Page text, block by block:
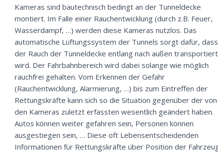
Kameras sind bautechnisch bedingt an der Tunneldecke
montiert. Im Falle einer Rauchentwicklung (durch z.B. Feuer,
Wasserdampf, …) werden diese Kameras nutzlos. Das
automatische Lüftungssystem der Tunnels sorgt dafür, dass
der Rauch der Tunneldecke entlang nach außen transportiert
wird. Der Fahrbahnbereich wird dabei solange wie möglich
rauchfrei gehalten. Vom Erkennen der Gefahr
(Rauchentwicklung, Alarmierung, …) bis zum Eintreffen der
Rettungskräfte kann sich so die Situation gegenüber der von
den Kameras zuletzt erfassten wesentlich geändert haben.
Autos können weiter gefahren sein, Personen können
ausgestiegen sein, … Diese oft Lebensentscheidenden
Informationen für Rettungskräfte über Position der